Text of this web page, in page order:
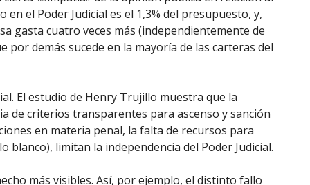
el Poder Judicial es el 1,3% del presupuesto, y,
gasta cuatro veces más (independientemente de
demás sucede en la mayoría de las carteras del
El estudio de Henry Trujillo muestra que la
de criterios transparentes para ascenso y sanción
en materia penal, la falta de recursos para
limitan la independencia del Poder Judicial.
más visibles. Así, por ejemplo, el distinto fallo